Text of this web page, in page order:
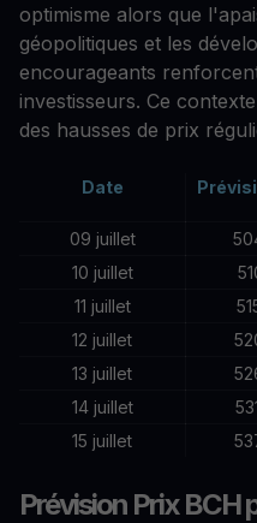
optimisme alors que
géopolitiques et les
encourageants
investisseurs. Ce
des hausses de prix
Date
09 juillet
10 juillet
11 juillet
12 juillet
13 juillet
14 juillet
15 juillet
Prévision Prix BCH